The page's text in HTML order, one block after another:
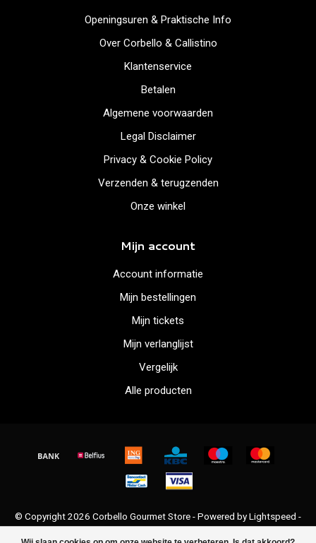
Openingsuren & Praktische Info
Over Corbello & Callistino
Klantenservice
Betalen
Algemene voorwaarden
Legal Disclaimer
Privacy & Cookie Policy
Verzenden & terugzenden
Onze winkel
Mijn account
Account informatie
Mijn bestellingen
Mijn tickets
Mijn verlanglijst
Vergelijk
Alle producten
© Copyright 2026 Corbello Gourmet Store - Powered byLightspeed -
Lightspeed design by Dyvelopment